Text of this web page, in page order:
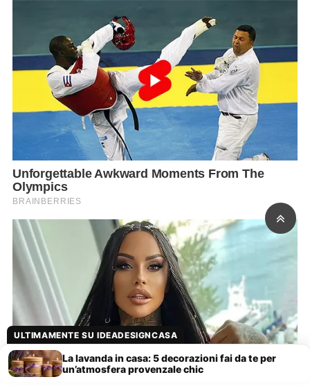
ULTIMAMENTE SU IDEADESIGNCASA
La lavanda in casa: 5 decorazioni fai da te per
un’atmosfera provenzale chic